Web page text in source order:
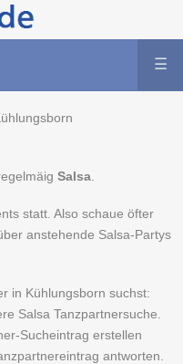
☰
Salsa
statt. Also schaue öfter
anstehende Salsa-Partys
in Kühlungsborn suchst:
Salsa Tanzpartnersuche.
Sucheintrag erstellen
antworten.